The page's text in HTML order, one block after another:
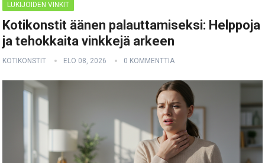
LUKIJOIDEN VINKIT
Kotikonstit äänen palauttamiseksi: Helppoja
ja tehokkaita vinkkejä arkeen
KOTIKONSTIT ELO 08, 2026 0 KOMMENTTIA